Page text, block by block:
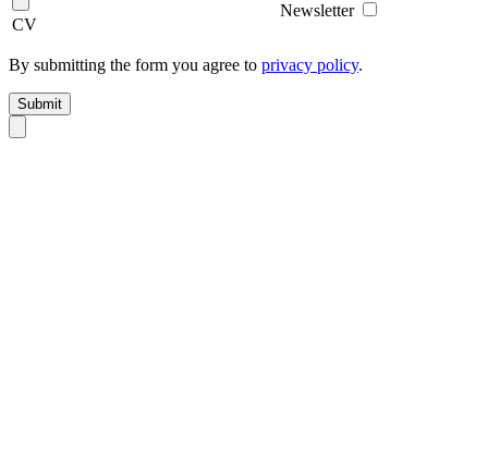
CV
Newsletter
By submitting the form you agree to privacy policy.
Submit